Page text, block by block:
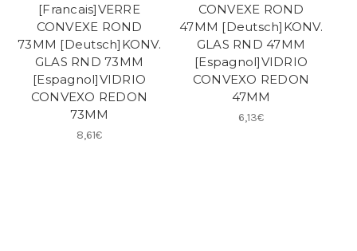
[Francais]VERRE
CONVEXE ROND
73MM [Deutsch]KONV.
GLAS RND 73MM
[Espagnol]VIDRIO
CONVEXO REDON
73MM
8,61€
CONVEXE ROND
47MM [Deutsch]KONV.
GLAS RND 47MM
[Espagnol]VIDRIO
CONVEXO REDON
47MM
6,13€